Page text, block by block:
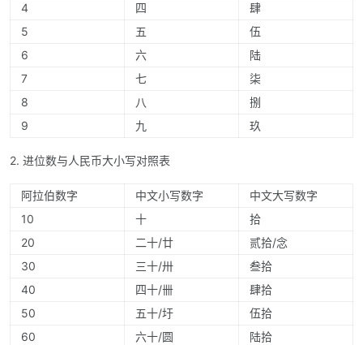
4
四
肆
5
五
伍
6
六
陆
7
七
柒
8
八
捌
9
九 玖
2. 进位数与人民币大小写对照表
阿拉伯数字 中文小写数字
中文大写数字
10
十
拾
20
二十/廿
贰拾/念
30
三十/卅
叁拾
40
四十/卌
肆拾
50
五十/圩
伍拾
60
六十/圆
陆拾